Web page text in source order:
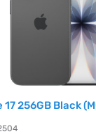
17 256GB Black